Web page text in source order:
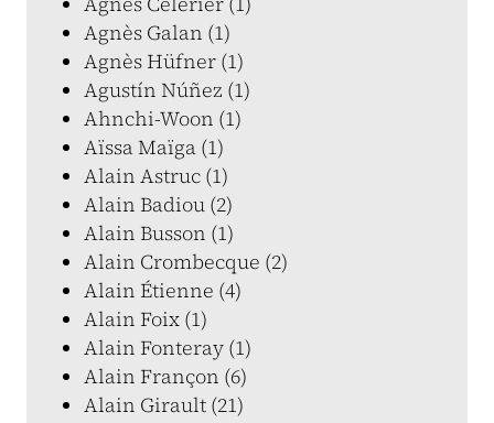
Agnès Galan (1)
Agnès Hüfner (1)
Agustín Núñez (1)
Ahnchi-Woon (1)
Aïssa Maïga (1)
Alain Astruc (1)
Alain Badiou (2)
Alain Busson (1)
Alain Crombecque (2)
Alain Étienne (4)
Alain Foix (1)
Alain Fonteray (1)
Alain Françon (6)
Alain Girault (21)